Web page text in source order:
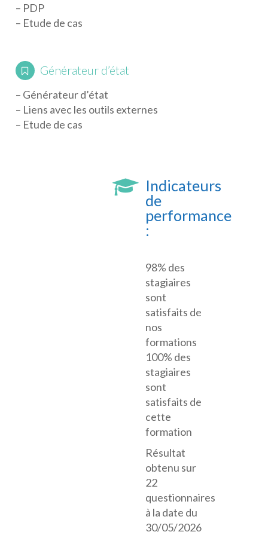
– PDP
– Etude de cas
Générateur d’état
– Générateur d’état
– Liens avec les outils externes
– Etude de cas
Indicateurs
de
performance
:
98% des
stagiaires
sont
satisfaits de
nos
formations
100% des
stagiaires
sont
satisfaits de
cette
formation
Résultat
obtenu sur
22
questionnaires
à la date du
30/05/2026